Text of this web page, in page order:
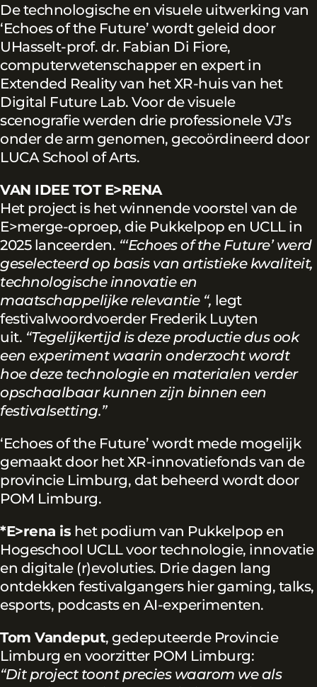
De technologische en visuele uitwerking van
‘Echoes of the Future’ wordt geleid door
UHasselt-prof. dr. Fabian Di Fiore,
computerwetenschapper en expert in
Extended Reality van het XR-huis van het
Digital Future Lab. Voor de visuele
scenografie werden drie professionele VJ’s
onder de arm genomen, gecoördineerd door
LUCA School of Arts.
VAN IDEE TOT E>RENA
Het project is het winnende voorstel van de
E>merge-oproep, die Pukkelpop en UCLL in
2025 lanceerden. “‘Echoes of the Future’ werd
geselecteerd op basis van artistieke kwaliteit,
technologische innovatie en
maatschappelijke relevantie “, legt
festivalwoordvoerder Frederik Luyten
uit. “Tegelijkertijd is deze productie dus ook
een experiment waarin onderzocht wordt
hoe deze technologie en materialen verder
opschaalbaar kunnen zijn binnen een
festivalsetting.”
‘Echoes of the Future’ wordt mede mogelijk
gemaakt door het XR-innovatiefonds van de
provincie Limburg, dat beheerd wordt door
POM Limburg.
*E>rena is het podium van Pukkelpop en
Hogeschool UCLL voor technologie, innovatie
en digitale (r)evoluties. Drie dagen lang
ontdekken festivalgangers hier gaming, talks,
esports, podcasts en AI-experimenten.
Tom Vandeput, gedeputeerde Provincie
Limburg en voorzitter POM Limburg:
“Dit project toont precies waarom we als